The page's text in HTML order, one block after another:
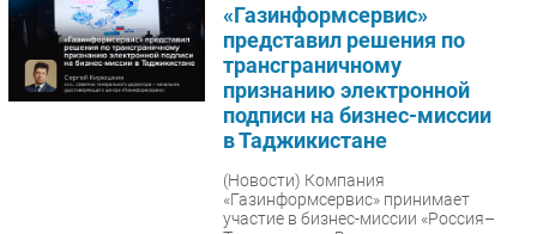
«Газинформсервис»
представил решения по
трансграничному
признанию электронной
подписи на бизнес-миссии
в Таджикистане
(Новости) Компания
«Газинформсервис» принимает
участие в бизнес-миссии «Россия–